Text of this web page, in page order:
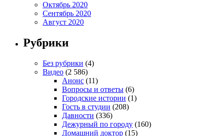
Октябрь 2020
Сентябрь 2020
Август 2020
Рубрики
Без рубрики (4)
Видео (2 586)
Анонс (11)
Вопросы и ответы (6)
Городские истории (1)
Гость в студии (208)
Давности (336)
Дежурный по городу (160)
Домашний доктор (15)